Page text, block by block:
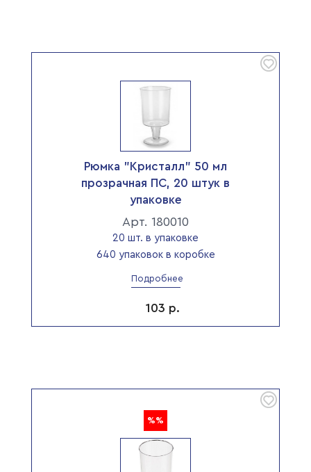
Рюмка "Кристалл" 50 мл
прозрачная ПС, 20 штук в
упаковке
Арт. 180010
20 шт. в упаковке
640 упаковок в коробке
Подробнее
103 р.
%%